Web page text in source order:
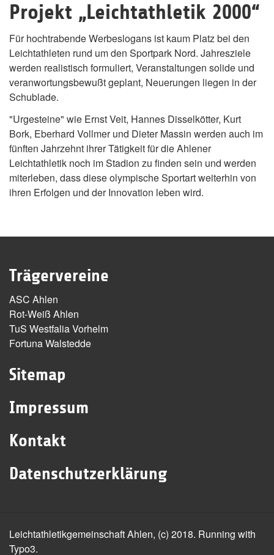
Projekt „Leichtathletik 2000“
Für hochtrabende Werbeslogans ist kaum Platz bei den
Leichtathleten rund um den Sportpark Nord. Jahresziele
werden realistisch formuliert, Veranstaltungen solide und
veranwortungsbewußt geplant, Neuerungen liegen in der
Schublade.
"Urgesteine" wie Ernst Veit, Hannes Disselkötter, Kurt
Bork, Eberhard Vollmer und Dieter Massin werden auch im
fünften Jahrzehnt ihrer Tätigkeit für die Ahlener
Leichtathletik noch im Stadion zu finden sein und werden
miterleben, dass diese olympische Sportart weiterhin von
ihren Erfolgen und der Innovation leben wird.
Trägervereine
ASC Ahlen
Rot-Weiß Ahlen
TuS Westfalia Vorhelm
Fortuna Walstedde
Sitemap
Impressum
Kontakt
Datenschutzerklärung
Leichtathletikgemeinschaft Ahlen, (c) 2018. Running with
Typo3.